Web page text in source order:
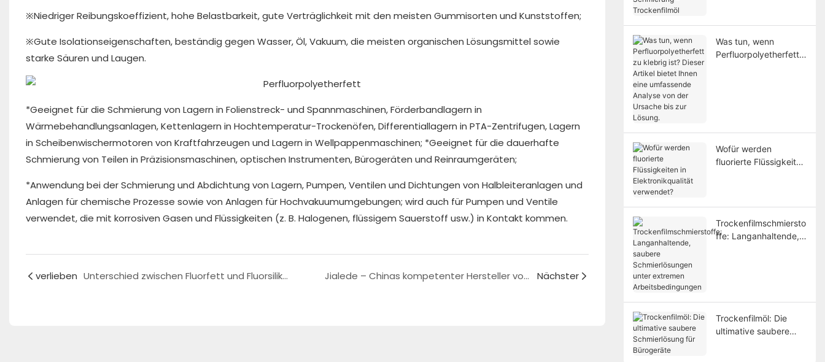
※Niedriger Reibungskoeffizient, hohe Belastbarkeit, gute Verträglichkeit mit den meisten Gummisorten und Kunststoffen;
※Gute Isolationseigenschaften, beständig gegen Wasser, Öl, Vakuum, die meisten organischen Lösungsmittel sowie
starke Säuren und Laugen.
*Geeignet für die Schmierung von Lagern in Folienstreck- und Spannmaschinen, Förderbandlagern in
Wärmebehandlungsanlagen, Kettenlagern in Hochtemperatur-Trockenöfen, Differentiallagern in PTA-Zentrifugen, Lagern
in Scheibenwischermotoren von Kraftfahrzeugen und Lagern in Wellpappenmaschinen; *Geeignet für die dauerhafte
Schmierung von Teilen in Präzisionsmaschinen, optischen Instrumenten, Bürogeräten und Reinraumgeräten;
*Anwendung bei der Schmierung und Abdichtung von Lagern, Pumpen, Ventilen und Dichtungen von Halbleiteranlagen und
Anlagen für chemische Prozesse sowie von Anlagen für Hochvakuumumgebungen; wird auch für Pumpen und Ventile
verwendet, die mit korrosiven Gasen und Flüssigkeiten (z. B. Halogenen, flüssigem Sauerstoff usw.) in Kontakt kommen.
verlieben Unterschied zwischen Fluorfett und Fluorsilikonfett Jialede – Chinas kompetenter Hersteller von fluorierten Flüssigkeiten Nächster
Was tun, wenn
Perfluorpolyetherfett
Lösung.
Wofür werden
fluorierte Flüssigkeiten
Trockenfilmschmiersto
ffe: Langanhaltende,
Trockenfilmöl: Die
ultimative saubere